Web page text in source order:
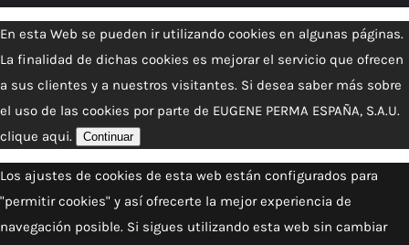
En esta Web se pueden ir utilizando cookies en algunas páginas.
La finalidad de dichas cookies es mejorar el servicio que ofrecen
a sus clientes y a nuestros visitantes. Si desea saber más sobre
el uso de las cookies por parte de EUGENE PERMA ESPAÑA, S.A.U.
clique aqui.
Continuar
Los ajustes de cookies de esta web están configurados para
"permitir cookies" y así ofrecerte la mejor experiencia de
navegación posible. Si sigues utilizando esta web sin cambiar